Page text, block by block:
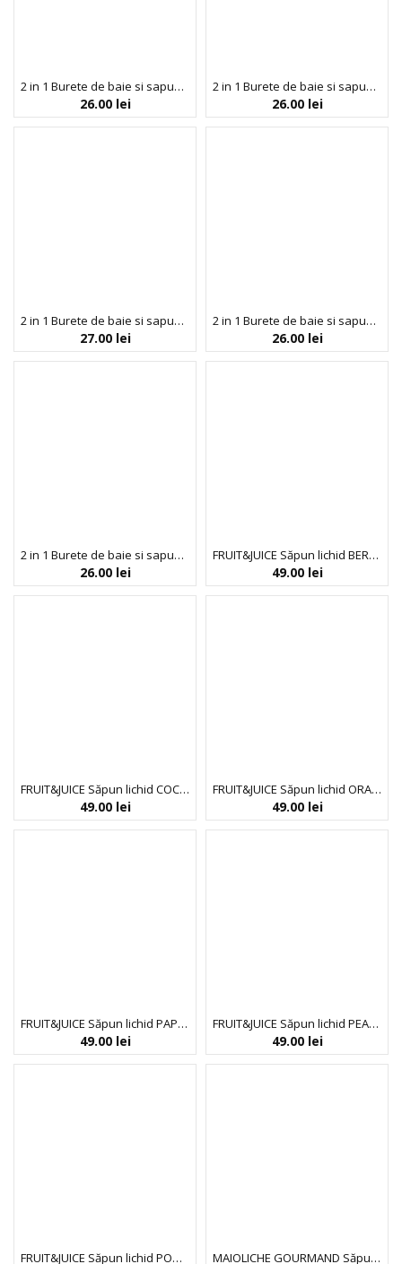
2 in 1 Burete de baie si sapun incorporat, cu parfum de guma de mestecat, Bath Time, Esponjabon, 100 gr
26.00 lei
2 in 1 Burete de baie si sapun incorporat, cu parfum de lavanda, efect hranitor & calmant, Esponjabon, 120 gr
26.00 lei
2 in 1 Burete de baie si sapun incorporat, cu parfum de lavanda, efect relaxant, Esponjabon, 120 gr
27.00 lei
2 in 1 Burete de baie si sapun incorporat, cu pudra de cafea, efect de luminozitate & energizant, Esponjabon, 120 gr
26.00 lei
2 in 1 Burete de baie si sapun incorporat, fara parfum, cu pH neutru, Esponjabon, 120 gr
26.00 lei
FRUIT&JUICE Săpun lichid BERGAMOT & WHITE TEA
49.00 lei
FRUIT&JUICE Săpun lichid COCONUT & VANILLA FLOWER
49.00 lei
FRUIT&JUICE Săpun lichid ORANGE & GINGER
49.00 lei
FRUIT&JUICE Săpun lichid PAPAYA & HIBISCUS
49.00 lei
FRUIT&JUICE Săpun lichid PEAR & JASMINE
49.00 lei
FRUIT&JUICE Săpun lichid POMEGRANATE & CHERRY BLOSSOM MAIOLICHE GOURMAND Săpun lichid COCCO GLOW